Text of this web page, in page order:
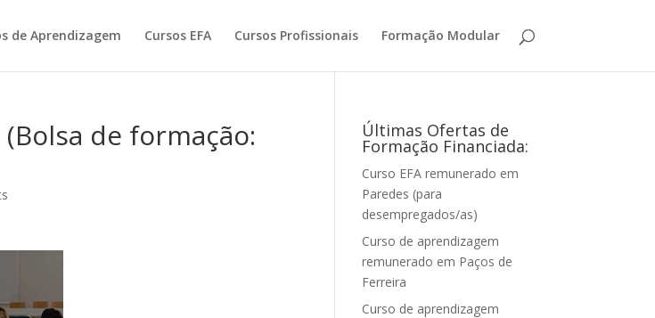
de Aprendizagem Cursos EFA Cursos Profissionais Formação Modular
de formação: Últimas Ofertas de
Formação Financiada:
Curso EFA remunerado em
Paredes (para
desempregados/as)
Curso de aprendizagem
remunerado em Paços de
Ferreira
Curso de aprendizagem